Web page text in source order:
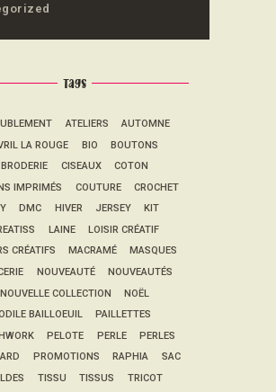
Tags
ATELIERS
AUTOMNE
LA ROUGE
BIO
BOUTONS
BRODERIE
CISEAUX
COTON
IMPRIMÉS
COUTURE
CROCHET
DMC HIVER JERSEY
KIT
LAINE
LOISIR CRÉATIF
CRÉATIFS
MACRAMÉ
MASQUES
NOUVEAUTÉ
NOUVEAUTÉS
NOUVELLE COLLECTION
NOËL
BAILLOEUIL
PAILLETTES
PELOTE PERLE
PERLES
PROMOTIONS RAPHIA
SAC
TISSU TISSUS
TRICOT